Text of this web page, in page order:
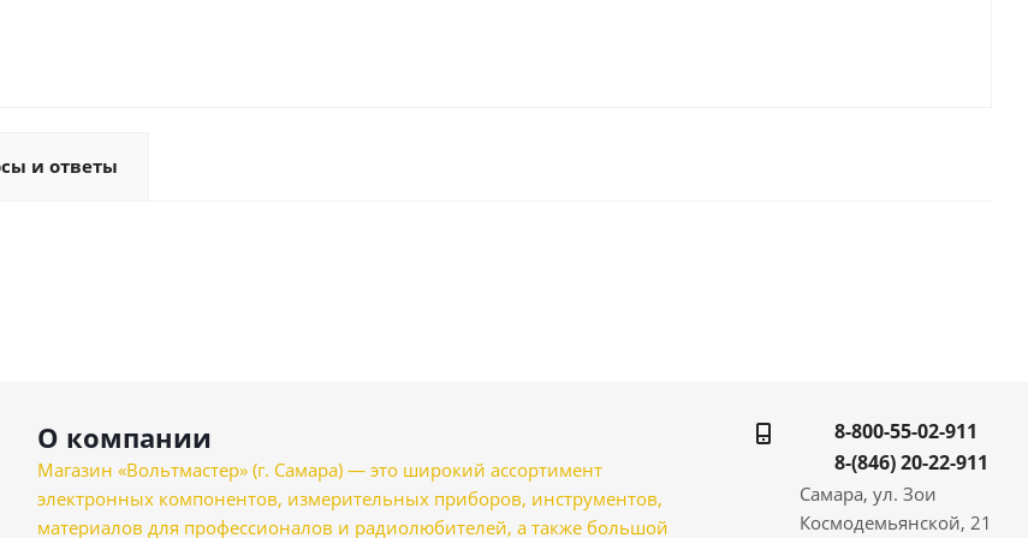
и ответы
О компании
Магазин «Вольтмастер» (г. Самара) — это широкий ассортимент
электронных компонентов, измерительных приборов, инструментов,
материалов для профессионалов и радиолюбителей, а также большой
8-800-55-02-911
8-(846) 20-22-911
Самара, ул. Зои
Космодемьянской, 21